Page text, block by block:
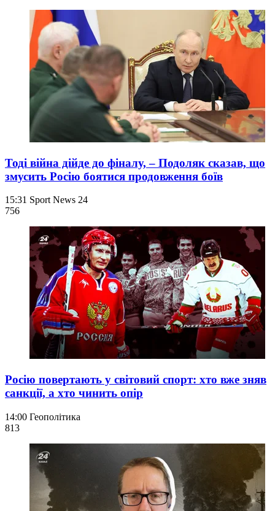
Тоді війна дійде до фіналу, – Подоляк сказав, що
змусить Росію боятися продовження боїв
15:31 Sport News 24
756
Росію повертають у світовий спорт: хто вже зняв
санкції, а хто чинить опір
14:00 Геополітика
813